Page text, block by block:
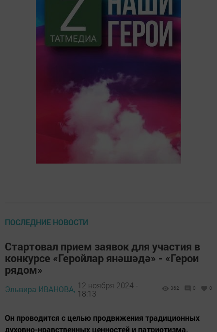
ПОСЛЕДНИЕ НОВОСТИ
Стартовал прием заявок для участия в
конкурсе «Геройлар янәшәдә» - «Герои
рядом»
Эльвира ИВАНОВА, 12 ноября 2024 -
18:13
362 0 0
Он проводится с целью продвижения традиционных
духовно-нравственных ценностей и патриотизма.